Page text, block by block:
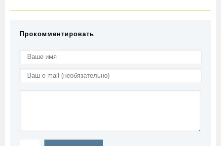
Прокомментировать